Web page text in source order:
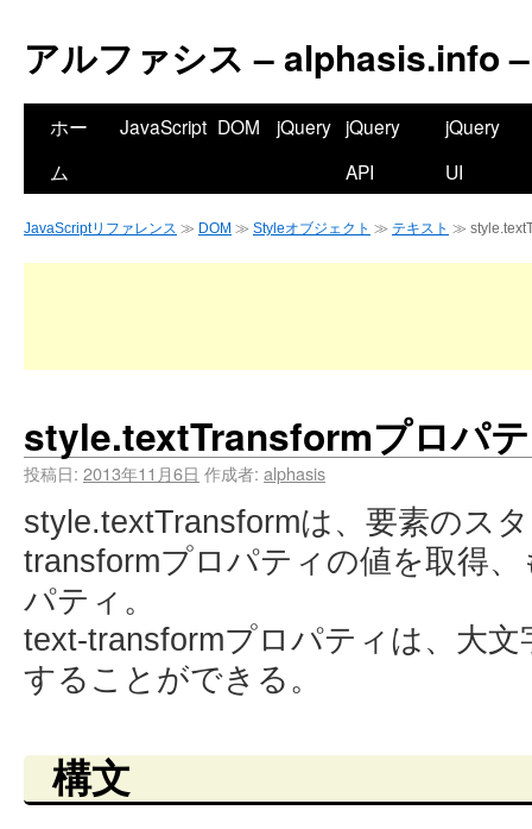
アルファシス – alphasis.info –
ホー
ム
JavaScript DOM jQuery jQuery
API
jQuery
UI
JavaScriptリファレンス ≫ DOM ≫ Styleオブジェクト ≫ テキスト ≫
style.textTransformプロパ
投稿日: 2013年11月6日 作成者: alphasis
style.textTransformは、要素のス
transformプロパティの値を取得
パティ。
text-transformプロパティは、大文
することができる。
構文